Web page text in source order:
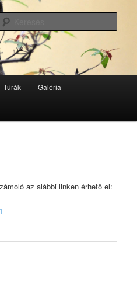
honlapja
Túrák Galéria
az alábbi linken érhető el: